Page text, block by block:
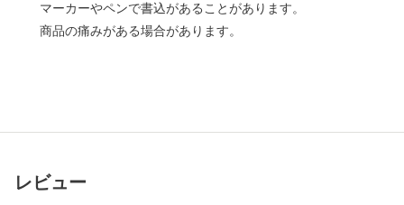
マーカーやペンで書込があることがあります。
商品の痛みがある場合があります。
レビュー